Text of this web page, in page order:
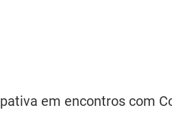
em encontros com